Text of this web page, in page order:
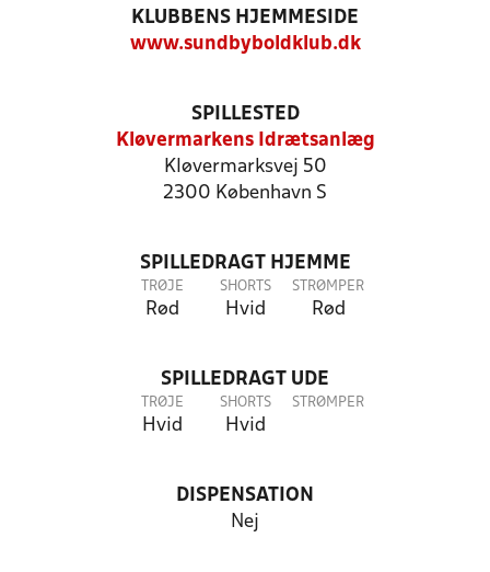
KLUBBENS HJEMMESIDE
www.sundbyboldklub.dk
SPILLESTED
Kløvermarkens Idrætsanlæg
Kløvermarksvej 50
2300 København S
SPILLEDRAGT HJEMME
TRØJE
Rød
SHORTS
Hvid
STRØMPER
Rød
SPILLEDRAGT UDE
TRØJE
Hvid
SHORTS
Hvid
STRØMPER
DISPENSATION
Nej